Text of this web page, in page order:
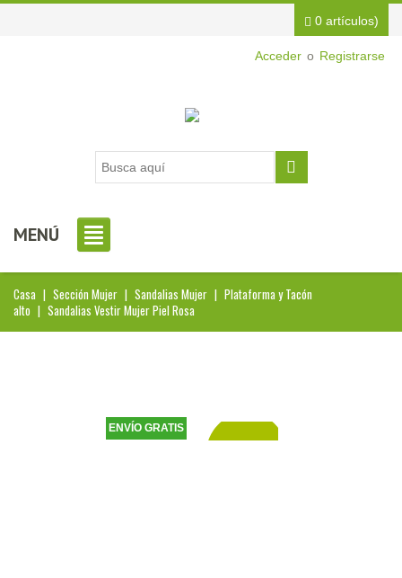
Acceder o Registrarse
0 artículos)
MENÚ
Casa | Sección Mujer | Sandalias Mujer | Plataforma y Tacón
alto | Sandalias Vestir Mujer Piel Rosa
ENVÍO GRATIS